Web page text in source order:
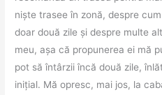
niște trasee în zonă, despre
doar două zile și despre multe
meu, așa că propunerea ei mă
pot să întârzii încă două zile,
inițial. Mă opresc, mai jos, la